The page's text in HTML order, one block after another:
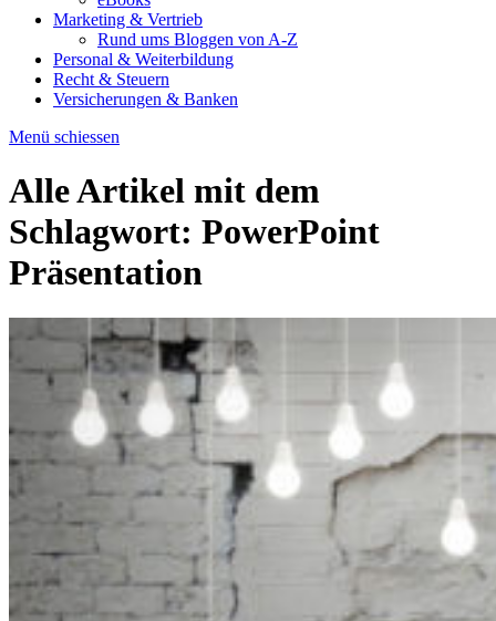
Marketing & Vertrieb
Rund ums Bloggen von A-Z
Personal & Weiterbildung
Recht & Steuern
Versicherungen & Banken
Menü schiessen
Alle Artikel mit dem
Schlagwort: PowerPoint
Präsentation